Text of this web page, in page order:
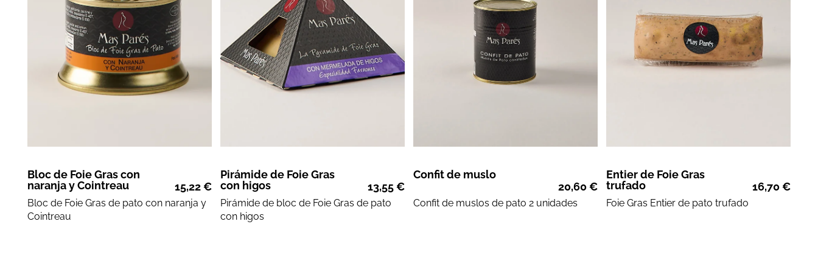
Bloc de Foie Gras con
naranja y Cointreau
15,22€
Bloc de Foie Gras de pato con naranja y
Cointreau
Pirámide de Foie Gras
con higos
13,55€
Pirámide de bloc de Foie Gras de pato
con higos
Confit de muslo
20,60€
Confit de muslos de pato 2 unidades
Entier de Foie Gras
trufado
16,70€
Foie Gras Entier de pato trufado